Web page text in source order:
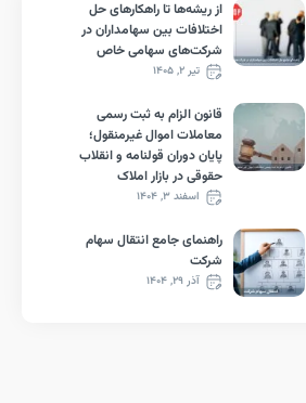
از ریشه‌ها تا راهکارهای حل
اختلافات بین سهامداران در
شرکت‌های سهامی خاص
تیر ۲, ۱۴۰۵
قانون الزام به ثبت رسمی
معاملات اموال غیرمنقول؛
پایان دوران قولنامه و انقلاب
حقوقی در بازار املاک
اسفند ۳, ۱۴۰۴
راهنمای جامع انتقال سهام
شرکت
آذر ۲۹, ۱۴۰۴